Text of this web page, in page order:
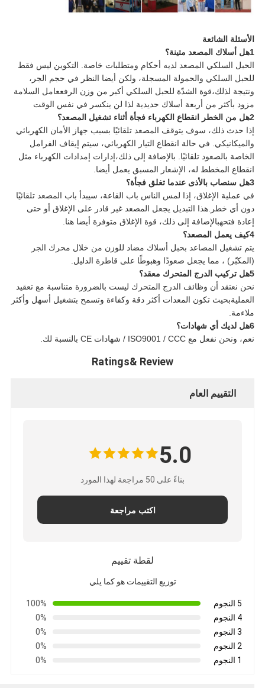
الأسئلة الشائعة
1هل أسلاك المصعد متينة؟
الحبل السلكي المصعد لديه أحكام ومتطلبات خاصة. التكوين ليس فقط
للحبل السلكي والحمولة المسجلة، ولكن أيضا النظر في حجم الجر،
ونتيجة لذلك،قوة الشدّة للحبل السلكي أكبر من وزن الرفععامل السلامة
مزود بأكثر من أربعة أسلاك حديدية لذا لن ينكسر في نفس الوقت
2هل من الخطر انقطاع الكهرباء فجأة أثناء تشغيل المصعد؟
إذا حدث ذلك، سوف يتوقف المصعد تلقائيًا بسبب جهاز الأمان الكهربائي
والميكانيكي. في حالة انقطاع التيار الكهربائي، سيتم إيقاف الفرامل
الخاصة بالصعود تلقائيًا. بالإضافة إلى ذلك،إدارات إمدادات الكهرباء مثل
انقطاع المخطط له، الإشعار المسبق يعمل أيضا.
3هل سنصاب بالأذى عندما تغلق فجأة؟
في عملية الإغلاق، إذا لمس الناس باب القاعة، سيبدأ باب المصعد تلقائيًا
دون أي خطر.هذا التبديل يجعل المصعد غير قادر على الإغلاق أو حتى
إعادة فتحهبالإضافة إلى ذلك، قوة الإغلاق متوفرة أيضا هنا.
4كيف يعمل المصعد؟
يتم تشغيل المصاعد بحبل أسلاك مضاد للوزن من خلال محرك الجر
(المكبّر) ، مما يجعل صعودًا وهبوطًا على قاطرة الدليل.
5هل تركيب الدرج المتحرك معقد؟
نحن نعتقد أن وظائف الدرج المتحرك ليست بالضرورة متناسبة مع تعقيد
العمليةبحيث تكون المعدات أكثر دقة وكفاءة وتسمح بتشغيل أسهل وأكثر
ملاءمة.
6هل لديك أي شهادات؟
نعم، ونحن نفعل مع ISO9001 / CCC / شهادات CE بالنسبة لك.
Ratings& Review
التقييم العام
5.0
بناءً على 50 مراجعة لهذا المورد
اكتب مراجعة
لقطة تقييم
توزيع التقييمات هو كما يلي
5 النجوم
100%
4 النجوم
0%
3 النجوم
0%
2 النجوم
0%
1 النجوم
0%